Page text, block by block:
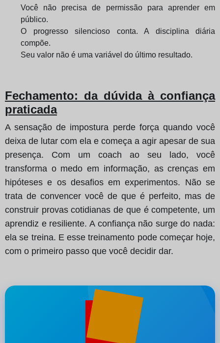
Você não precisa de permissão para aprender em
público.
O progresso silencioso conta. A disciplina diária
compõe.
Seu valor não é uma variável do último resultado.
Fechamento: da dúvida à confiança
praticada
A sensação de impostura perde força quando você
deixa de lutar com ela e começa a agir apesar de sua
presença. Com um coach ao seu lado, você
transforma o medo em informação, as crenças em
hipóteses e os desafios em experimentos. Não se
trata de convencer você de que é perfeito, mas de
construir provas cotidianas de que é competente, um
aprendiz e resiliente. A confiança não surge do nada:
ela se treina. E esse treinamento pode começar hoje,
com o primeiro passo que você decidir dar.